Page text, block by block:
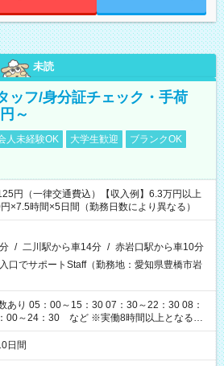
未読
ッフ/身分証チェック・手荷
～
人未経験OK 大学生歓迎
ブランクOK
円（一律交通費込）【収入例】6.3万円以上
×7.5時間×5日間（勤務日数により異なる）
/ 二川駅から車14分 / 赤岩口駅から車10分
口でサポートStaff（勤務地：愛知県豊橋市岩
あり 05：00～15：30 07：30～22：30 08：
00～24：30 など ※実働8時間以上となる勤
まめな休憩があります。
日間